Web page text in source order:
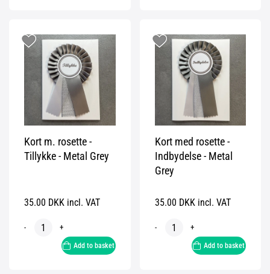
Kort m. rosette -
Tillykke - Metal Grey
35.00 DKK incl. VAT
- +
Add to basket
Kort med rosette -
Indbydelse - Metal
Grey
35.00 DKK incl. VAT
- +
Add to basket